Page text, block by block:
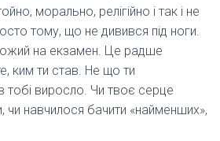
морально, релігійно і так і не
тому, що не дивився під ноги.
на екзамен. Це радше
ким ти став. Не що ти
тобі виросло. Чи твоє серце
чи навчилося бачити «найменших»,